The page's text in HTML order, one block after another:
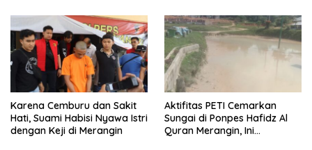
Karena Cemburu dan Sakit
Hati, Suami Habisi Nyawa Istri
dengan Keji di Merangin
Aktifitas PETI Cemarkan
Sungai di Ponpes Hafidz Al
Quran Merangin, Ini